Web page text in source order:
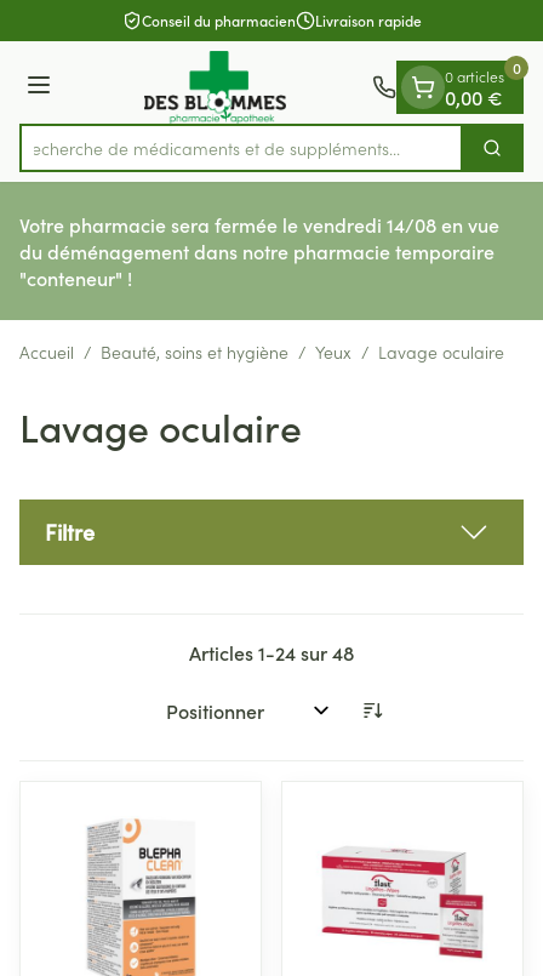
Aller au contenu
1 de 1Conseil du pharmacien Livraison rapide
Menu
Rechercher
Recherche de médicaments et de sup
0 articles
0,00 €
0
Votre pharmacie sera fermée le vendredi 14/08 en vue
du déménagement dans notre pharmacie temporaire
"conteneur" !
Accueil / Beauté, soins et hygiène / Yeux / Lavage oculaire
Lavage oculaire
Filtre
Articles1-24sur48
Trier par: